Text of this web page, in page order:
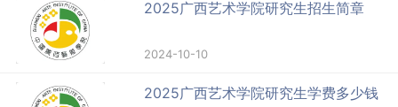
2025广西艺术学院研究生招生简章
2024-10-10
2025广西艺术学院研究生学费多少钱